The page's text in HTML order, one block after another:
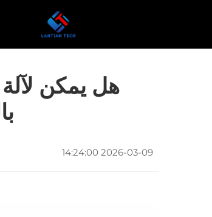
هل يمكن لآلة
2026-03-09 14:24:00